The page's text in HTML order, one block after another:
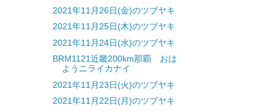
2021年11月26日(金)のツブヤキ
2021年11月25日(木)のツブヤキ
2021年11月24日(水)のツブヤキ
BRM1121近畿200km那覇 おは
ようニライカナイ
2021年11月23日(火)のツブヤキ
2021年11月22日(月)のツブヤキ